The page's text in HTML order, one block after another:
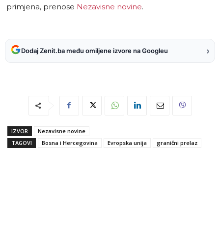
primjena, prenose Nezavisne novine.
Dodaj Zenit.ba među omiljene izvore na Googleu ›
IZVOR
Nezavisne novine
TAGOVI
Bosna i Hercegovina Evropska unija granični prelaz